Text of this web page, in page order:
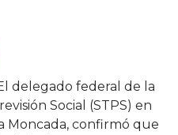
delegado federal de la
Social (STPS) en
Moncada, confirmó que